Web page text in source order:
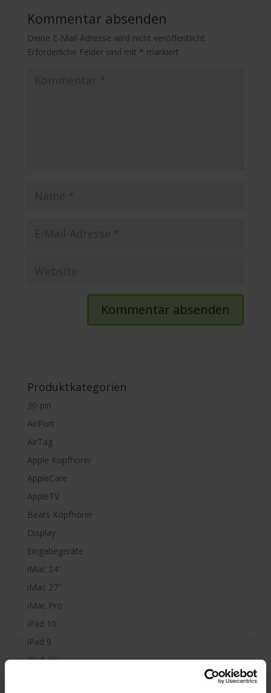
Kommentar absenden
Deine E-Mail-Adresse wird nicht veröffentlicht.
Erforderliche Felder sind mit * markiert
Produktkategorien
30-pin
AirPort
AirTag
Apple Kopfhörer
AppleCare
AppleTV
Beats Kopfhörer
Display
Eingabegeräte
iMac 24"
iMac 27"
iMac Pro
iPad 10
iPad 9
iPad Air